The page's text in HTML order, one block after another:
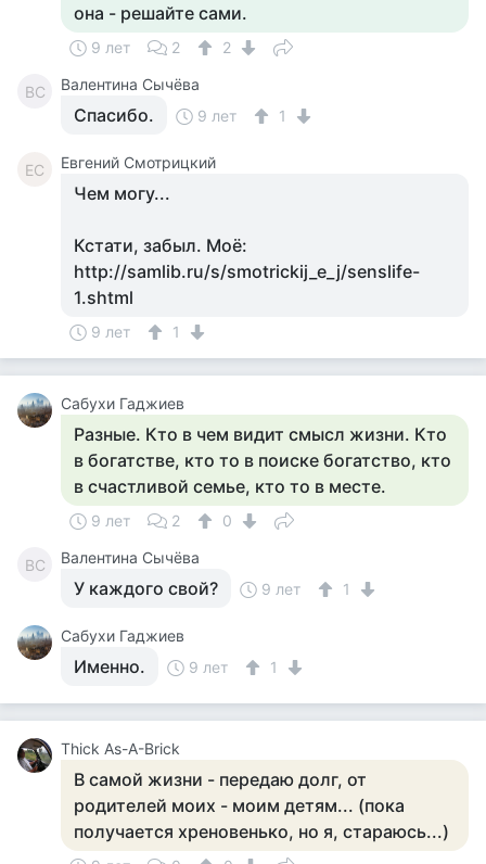
она - решайте сами.
9 лет 2 2
ВС Валентина Сычёва
Спасибо. 9 лет 1
ЕС Евгений Смотрицкий
Чем могу...
Кстати, забыл. Моё:
http://samlib.ru/s/smotrickij_e_j/senslife-
1.shtml
9 лет 1
Сабухи Гаджиев
Разные. Кто в чем видит смысл жизни. Кто
в богатстве, кто то в поиске богатство, кто
в счастливой семье, кто то в месте.
9 лет 2 0
ВС Валентина Сычёва
У каждого свой? 9 лет 1
Сабухи Гаджиев
Именно. 9 лет 1
Thick As-A-Brick
В самой жизни - передаю долг, от
родителей моих - моим детям... (пока
получается хреновенько, но я, стараюсь...)